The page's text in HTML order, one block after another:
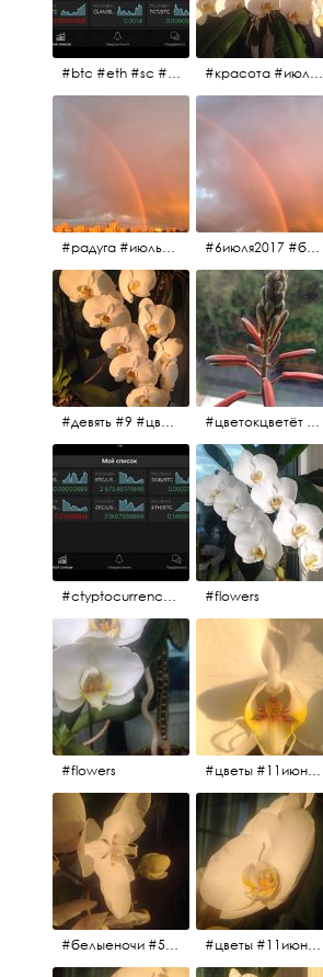
#btc #eth #sc #xrp #etc #maid #sys #naut #strat #pasc #dash #xmr #nxt #usdt #ltc#lsk #zec #str #rep #coin #markets #bitcoin #красота #июльскоеутро
#радуга #июльскоеутро #радугавовсёнебо #6июля2017 #6июля2017 #белыеночи #питерскоеутро #джулаймонинг #июльскоеутро #радугавовсёнебо #радуга #дождик
#девять #9 #цветы #цветокцветёт #flowers
#ctyptocurrency #btc #eth #flowers
#flowers #цветы #11июня2017 #5утра #белыеночи
#белыеночи #5утра #11июня2017 #цветы #цветы #11июня2017 #5утра #белыеночи